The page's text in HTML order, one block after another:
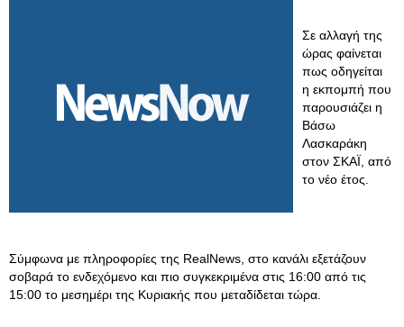
Σε αλλαγή της
ώρας φαίνεται
πως οδηγείται
η εκπομπή που
παρουσιάζει η
Βάσω
Λασκαράκη
στον ΣΚΑΪ, από
το νέο έτος.
Σύμφωνα με πληροφορίες της RealNews, στο κανάλι εξετάζουν
σοβαρά το ενδεχόμενο και πιο συγκεκριμένα στις 16:00 από τις
15:00 το μεσημέρι της Κυριακής που μεταδίδεται τώρα.